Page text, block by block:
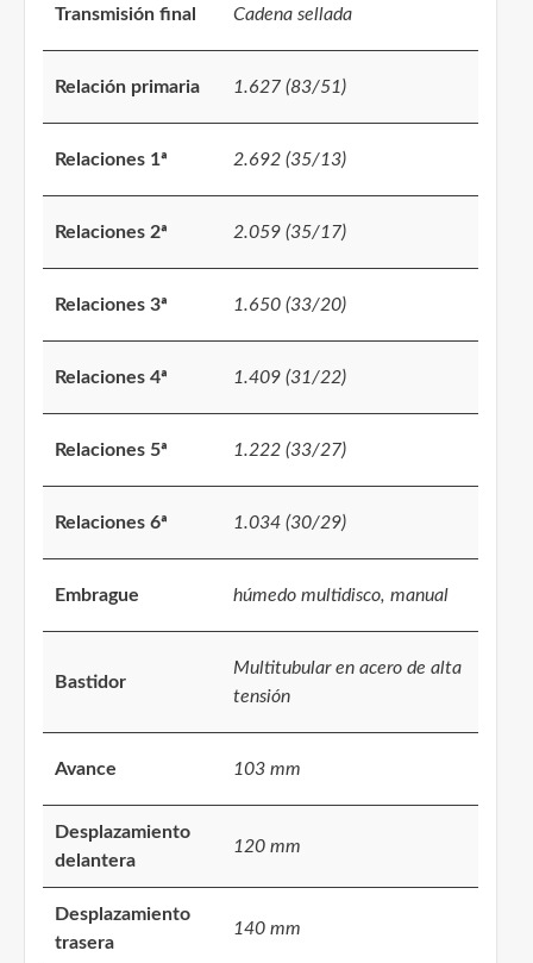
Transmisión final Cadena sellada
Relación primaria 1.627 (83/51)
Relaciones 1ª 2.692 (35/13)
Relaciones 2ª 2.059 (35/17)
Relaciones 3ª 1.650 (33/20)
Relaciones 4ª 1.409 (31/22)
Relaciones 5ª 1.222 (33/27)
Relaciones 6ª 1.034 (30/29)
Embrague húmedo multidisco, manual
Bastidor
Multitubular en acero de alta
tensión
Avance 103 mm
Desplazamiento
delantera
120 mm
Desplazamiento
trasera
140 mm